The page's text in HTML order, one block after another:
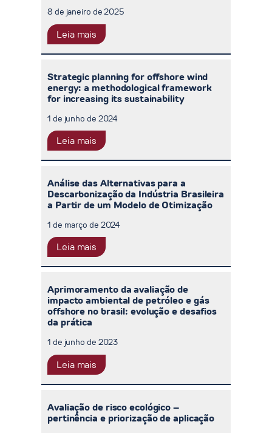
8 de janeiro de 2025
Leia mais
Strategic planning for offshore wind
energy: a methodological framework
for increasing its sustainability
1 de junho de 2024
Leia mais
Análise das Alternativas para a
Descarbonização da Indústria Brasileira
a Partir de um Modelo de Otimização
1 de março de 2024
Leia mais
Aprimoramento da avaliação de
impacto ambiental de petróleo e gás
offshore no brasil: evolução e desafios
da prática
1 de junho de 2023
Leia mais
Avaliação de risco ecológico –
pertinência e priorização de aplicação